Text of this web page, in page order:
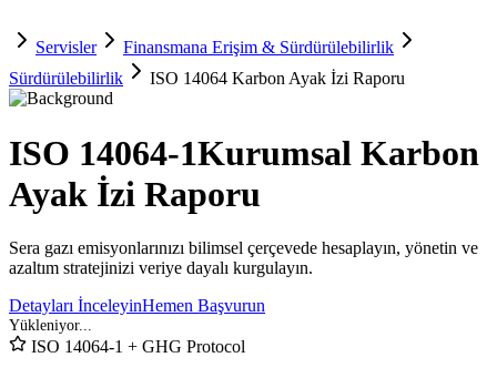
Servisler
Finansmana Erişim & Sürdürülebilirlik
Sürdürülebilirlik
ISO 14064 Karbon Ayak İzi Raporu
ISO 14064-1Kurumsal Karbon
Ayak İzi Raporu
Sera gazı emisyonlarınızı bilimsel çerçevede hesaplayın, yönetin ve
azaltım stratejinizi veriye dayalı kurgulayın.
Detayları İnceleyinHemen Başvurun
ISO 14064-1 + GHG Protocol